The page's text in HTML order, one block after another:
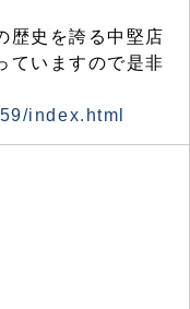
歴史を誇る中堅店
ていますので是非
index.html